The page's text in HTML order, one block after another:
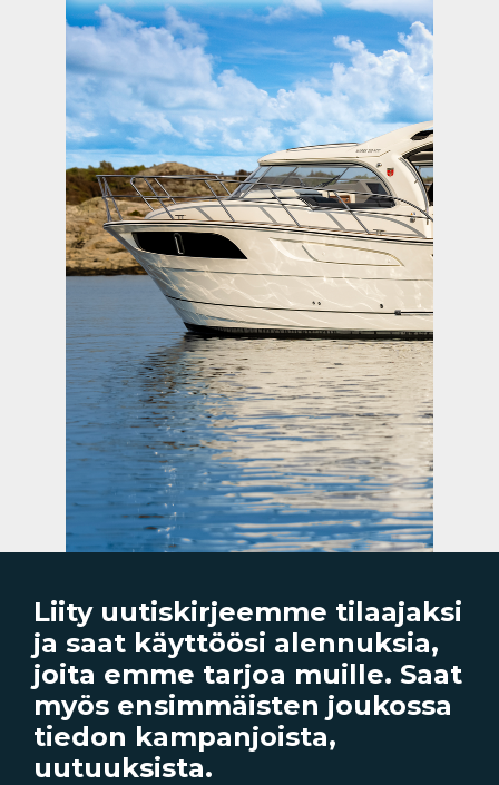
Kampanja
Webasto AirTop EVO 55 diesel
lämmitin + asennussarja
saatavilla toimittajalta
2199,00 € 2485,00 €
Lisää ostoskoriin
Kampanja
Webasto AirTop EVO40 diesel
lämmitin + asennussarja
saatavilla toimittajalta
1849,00 € 2159,00 €
Lisää ostoskoriin
Oriondo/Heatpal
polttoainesäiliö
saatavilla toimittajalta
119,00 €
Lisää ostoskoriin
SUOSITTELEMME
SINULLE
Liity uutiskirjeemme tilaajaksi
ja saat käyttöösi alennuksia,
joita emme tarjoa muille. Saat
myös ensimmäisten joukossa
tiedon kampanjoista,
uutuuksista.